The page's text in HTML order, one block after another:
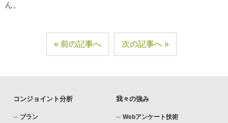
ん。
前の記事へ 次の記事へ
コンジョイント分析
プラン
我々の強み
Webアンケート技術